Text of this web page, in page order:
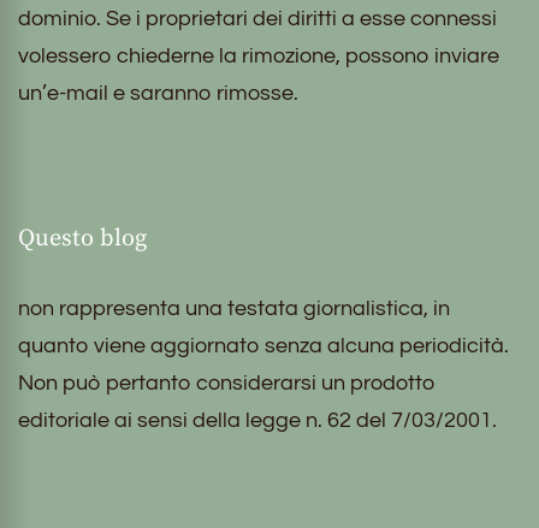
dominio. Se i proprietari dei diritti a esse connessi
volessero chiederne la rimozione, possono inviare
un’e-mail e saranno rimosse.
Questo blog
non rappresenta una testata giornalistica, in
quanto viene aggiornato senza alcuna periodicità.
Non può pertanto considerarsi un prodotto
editoriale ai sensi della legge n. 62 del 7/03/2001.